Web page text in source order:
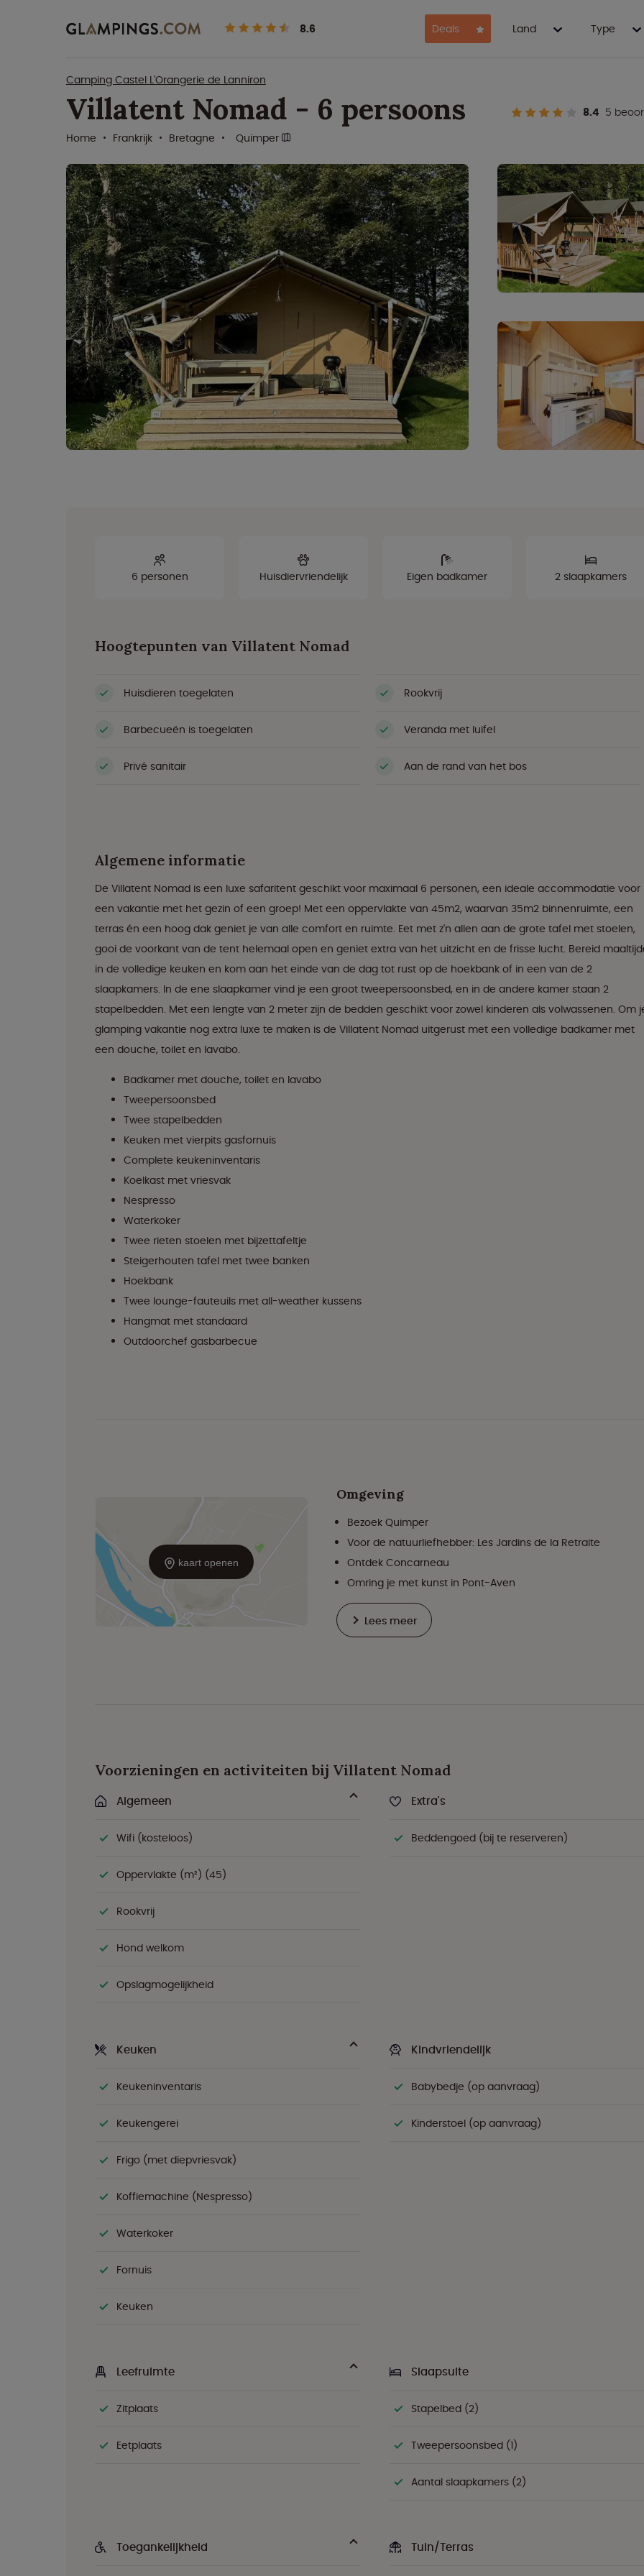
8.6 Deals Land Type
Camping Castel L'Orangerie de Lanniron
Villatent Nomad - 6 persoons 8.4 5
Home
Frankrijk Bretagne Quimper
6 personen Huisdiervriendelijk Eigen badkamer 2 slaapkamers
Hoogtepunten van Villatent Nomad
Huisdieren toegelaten Rookvrij
Barbecueën is toegelaten Veranda met luifel
Privé sanitair Aan de rand van het bos
Algemene informatie
De Villatent Nomad is een luxe safaritent geschikt voor maximaal 6 personen, een ideale accommodatie voor
een vakantie met het gezin of een groep! Met een oppervlakte van 45m2, waarvan 35m2 binnenruimte, een
terras én een hoog dak geniet je van alle comfort en ruimte. Eet met z'n allen aan de grote tafel met stoelen,
gooi de voorkant van de tent helemaal open en geniet extra van het uitzicht en de frisse lucht. Bereid
in de volledige keuken en kom aan het einde van de dag tot rust op de hoekbank of in een van de 2
slaapkamers. In de ene slaapkamer vind je een groot tweepersoonsbed, en in de andere kamer staan 2
stapelbedden. Met een lengte van 2 meter zijn de bedden geschikt voor zowel kinderen als volwassenen. Om
glamping vakantie nog extra luxe te maken is de Villatent Nomad uitgerust met een volledige badkamer met
een douche, toilet en lavabo.
Badkamer met douche, toilet en lavabo
Tweepersoonsbed
Twee stapelbedden
Keuken met vierpits gasfornuis
Complete keukeninventaris
Koelkast met vriesvak
Nespresso
Waterkoker
Twee rieten stoelen met bijzettafeltje
Steigerhouten tafel met twee banken
Hoekbank
Twee lounge-fauteuils met all-weather kussens
Hangmat met standaard
Outdoorchef gasbarbecue
kaart openen
Omgeving
Bezoek Quimper
Voor de natuurliefhebber: Les Jardins de la Retraite
Ontdek Concarneau
Omring je met kunst in Pont-Aven
Lees meer
Voorzieningen en activiteiten bij Villatent Nomad
Algemeen
Wifi (kosteloos)
Oppervlakte (m²) (45)
Rookvrij
Hond welkom
Opslagmogelijkheid
Extra's
Beddengoed (bij te reserveren)
Keuken
Keukeninventaris
Keukengerei
Frigo (met diepvriesvak)
Koffiemachine (Nespresso)
Waterkoker
Fornuis
Keuken
Kindvriendelijk
Babybedje (op aanvraag)
Kinderstoel (op aanvraag)
Leefruimte
Zitplaats
Eetplaats
Slaapsuite
Stapelbed (2)
Tweepersoonsbed (1)
Aantal slaapkamers (2)
Toegankelijkheid Tuin/Terras